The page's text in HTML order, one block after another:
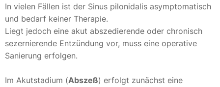
In vielen Fällen ist der Sinus pilonidalis asymptomatisch
und bedarf keiner Therapie.
Liegt jedoch eine akut abszedierende oder chronisch
sezernierende Entzündung vor, muss eine operative
Sanierung erfolgen.
Im Akutstadium (Abszeß) erfolgt zunächst eine